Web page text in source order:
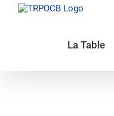
Passer
La Table